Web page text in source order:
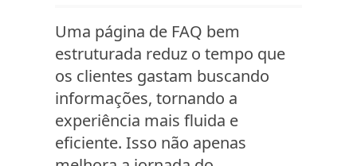
Uma página de FAQ bem
estruturada reduz o tempo que
os clientes gastam buscando
informações, tornando a
experiência mais fluida e
eficiente. Isso não apenas